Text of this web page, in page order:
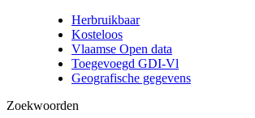
Herbruikbaar
Kosteloos
Vlaamse Open data
Toegevoegd GDI-Vl
Geografische gegevens
Zoekwoorden